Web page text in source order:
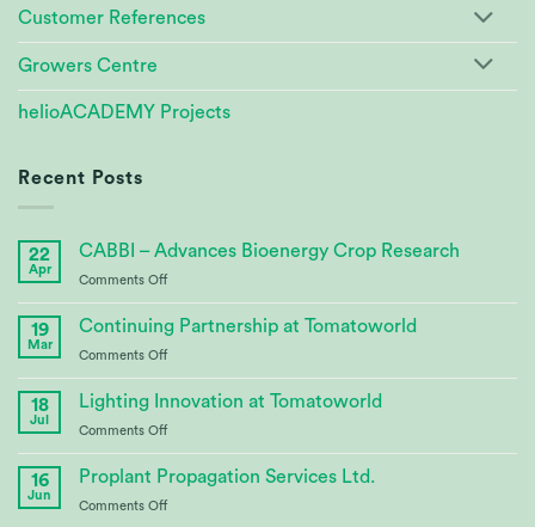
Customer References
Growers Centre
helioACADEMY Projects
Recent Posts
22
Apr
CABBI – Advances Bioenergy Crop Research
Comments Offon
CABBI
–
Crop
Research
19
Mar
Continuing Partnership at Tomatoworld
Comments Offon
Continuing
Partnership
18
Jul
Lighting Innovation at Tomatoworld
Comments Offon
Lighting
Innovation
16
Jun
Proplant Propagation Services Ltd.
Comments Offon